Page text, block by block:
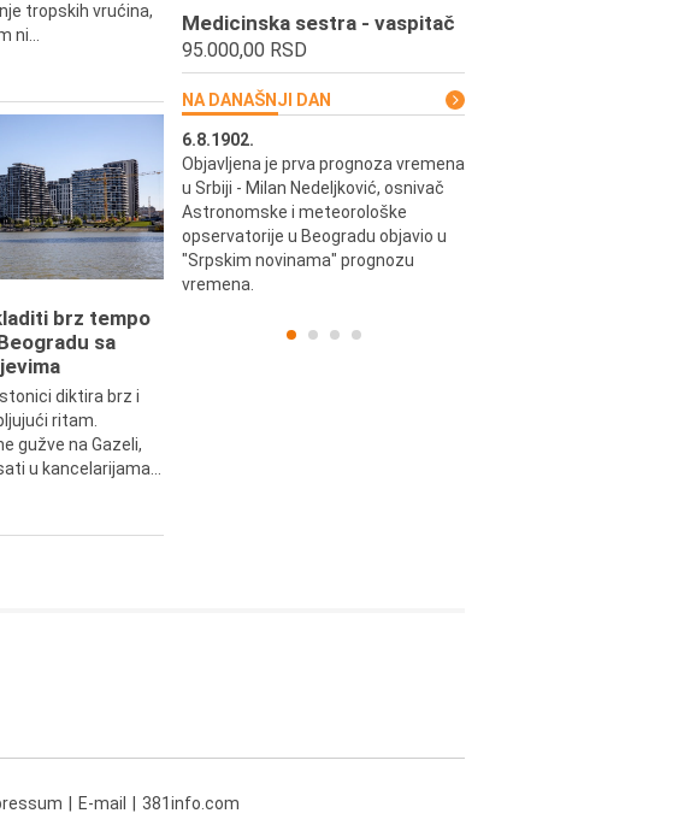
tropskih vrućina,
ni...
brz tempo
sa
diktira brz i
ritam.
gužve na Gazeli,
u kancelarijama...
Medicinska sestra - vaspitač
95.000,00 RSD
NA DANAŠNJI DAN
Boljanović,
inženjer, predsednik
pilota Jugoslavije.
6.8.1902.
Objavljena je prva prognoza vremena
u Srbiji - Milan Nedeljković, osnivač
Astronomske i meteorološke
opservatorije u Beogradu objavio u
"Srpskim novinama" prognozu
vremena.
E-mail 381info.com